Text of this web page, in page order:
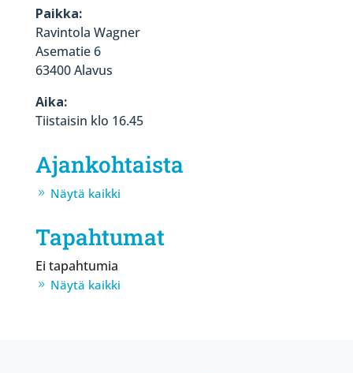
Paikka:
Ravintola Wagner
Asematie 6
63400 Alavus
Aika:
Tiistaisin klo 16.45
Ajankohtaista
Näytä kaikki
Tapahtumat
Ei tapahtumia
Näytä kaikki